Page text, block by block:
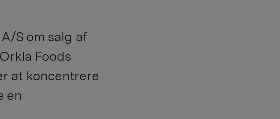
S om salg af
Foods
at koncentrere
en